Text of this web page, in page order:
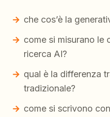
che cos’è la
come si misurano le
ricerca AI?
qual è la differenza
tradizionale?
come si scrivono